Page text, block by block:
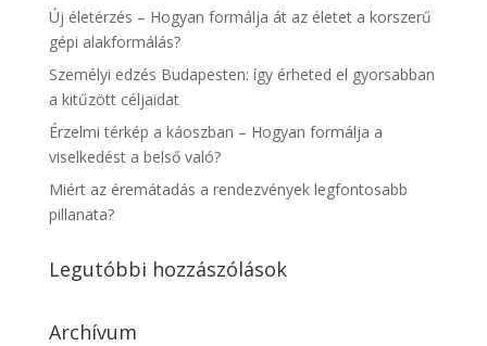
Új életérzés – Hogyan formálja át az életet a korszerű
gépi alakformálás?
Személyi edzés Budapesten: így érheted el gyorsabban
a kitűzött céljaidat
Érzelmi térkép a káoszban – Hogyan formálja a
viselkedést a belső való?
Miért az éremátadás a rendezvények legfontosabb
pillanata?
Legutóbbi hozzászólások
Archívum